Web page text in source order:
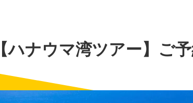
【ハナウマ湾ツアー】ご